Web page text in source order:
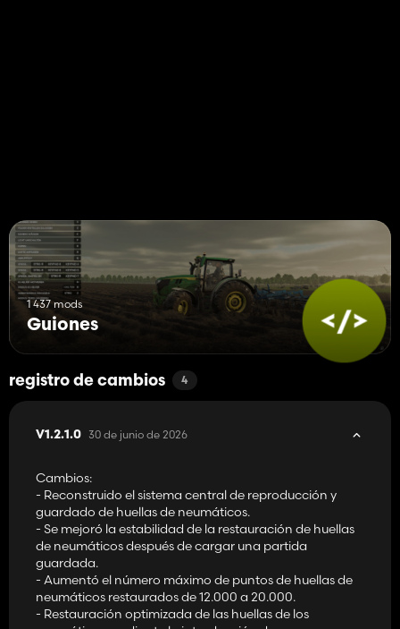
1 437 mods
Guiones
registro de cambios 4
V1.2.1.0 30 de junio de 2026
Cambios:
- Reconstruido el sistema central de reproducción y
guardado de huellas de neumáticos.
- Se mejoró la estabilidad de la restauración de huellas
de neumáticos después de cargar una partida
guardada.
- Aumentó el número máximo de puntos de huellas de
neumáticos restaurados de 12.000 a 20.000.
- Restauración optimizada de las huellas de los